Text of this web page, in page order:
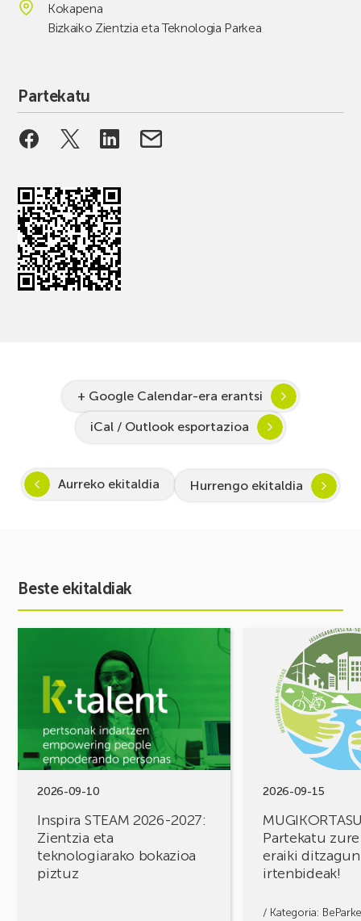
Kokapena
Bizkaiko Zientzia eta Teknologia Parkea
Partekatu
+ Google Calendar-era erantsi
iCal / Outlook esportazioa
Aurreko ekitaldia Hurrengo ekitaldia
Beste ekitaldiak
2026-09-10
Inspira STEAM 2026-2027:
Zientzia eta
teknologiarako bokazioa
piztuz
STEAM
Zientzia
eta
teknologiarako
bokazioa
2026-09-15
Partekatu
eraiki ditzagun
irtenbideak!
/ Kategoria:
MUGIKORTASUN
FOROA
Partekatu
erronkak,
irtenbideak!